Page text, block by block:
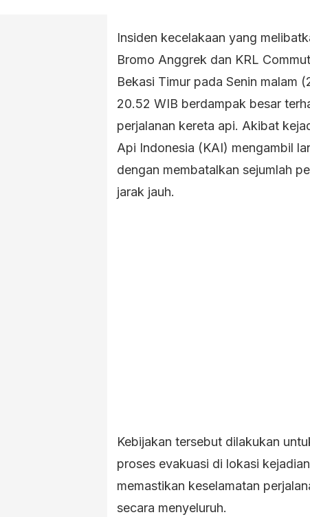
Insiden kecelakaan yang
Bromo Anggrek dan KRL
Bekasi Timur pada Senin malam
20.52 WIB berdampak besar
perjalanan kereta api. Akibat
Api Indonesia (KAI) mengambil
dengan membatalkan sejumlah
jarak jauh.
Kebijakan tersebut dilakukan
proses evakuasi di lokasi
memastikan keselamatan
secara menyeluruh.